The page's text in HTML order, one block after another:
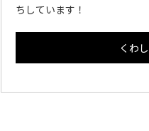
ちしています！
くわ